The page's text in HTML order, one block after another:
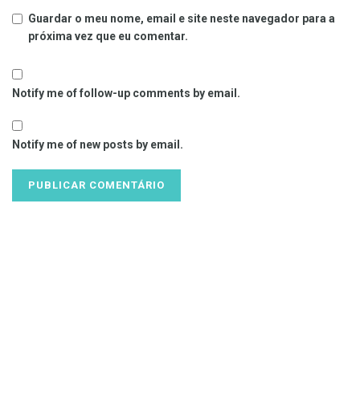
Guardar o meu nome, email e site neste navegador para a
próxima vez que eu comentar.
Notify me of follow-up comments by email.
Notify me of new posts by email.